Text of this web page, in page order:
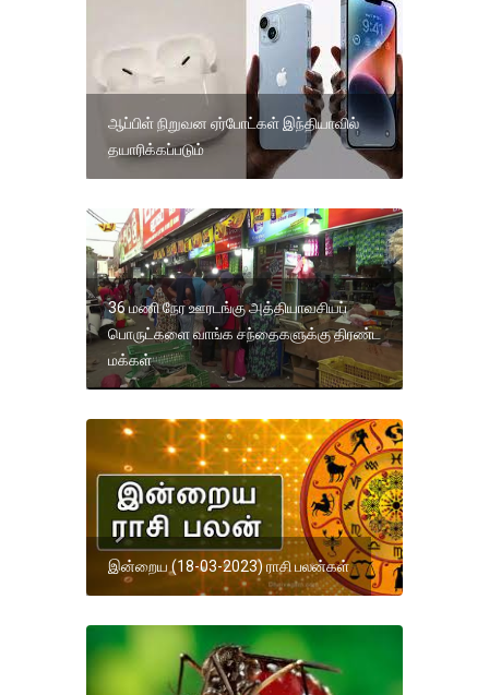
ஆப்பிள் நிறுவன ஏர்போட்கள் இந்தியாவில்
தயாரிக்கப்படும்
36 மணி நேர ஊரடங்கு அத்தியாவசியப்
பொருட்களை வாங்க சந்தைகளுக்கு திரண்ட
மக்கள்
இன்றைய (18-03-2023) ராசி பலன்கள்